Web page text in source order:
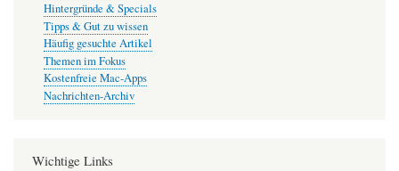
Hintergründe & Specials
Tipps & Gut zu wissen
Häufig gesuchte Artikel
Themen im Fokus
Kostenfreie Mac-Apps
Nachrichten-Archiv
Wichtige Links